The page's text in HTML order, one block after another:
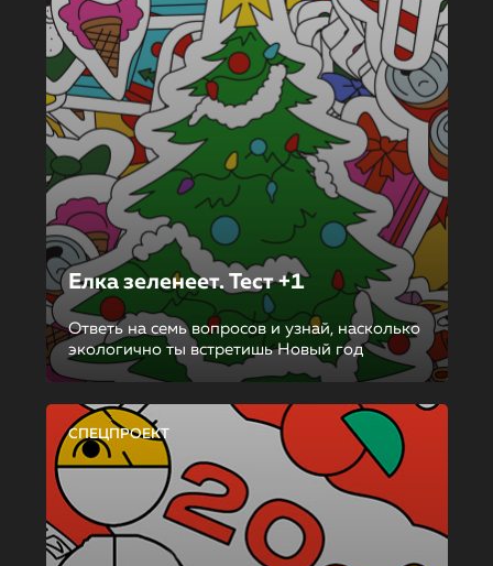
Елка зеленеет. Тест +1
Ответь на семь вопросов и узнай, насколько
экологично ты встретишь Новый год
СПЕЦПРОЕКТ